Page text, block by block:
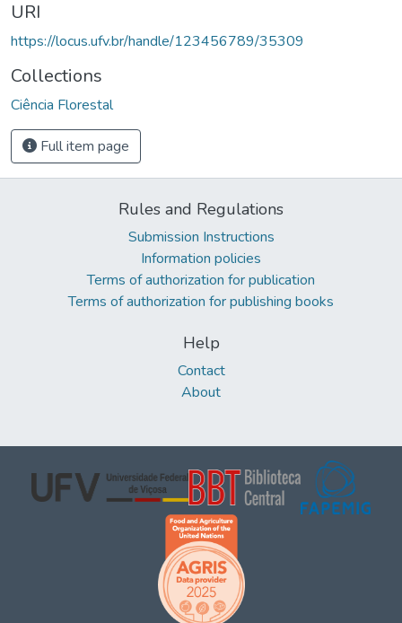
URI
https://locus.ufv.br/handle/123456789/35309
Collections
Ciência Florestal
Full item page
Rules and Regulations
Submission Instructions
Information policies
Terms of authorization for publication
Terms of authorization for publishing books
Help
Contact
About